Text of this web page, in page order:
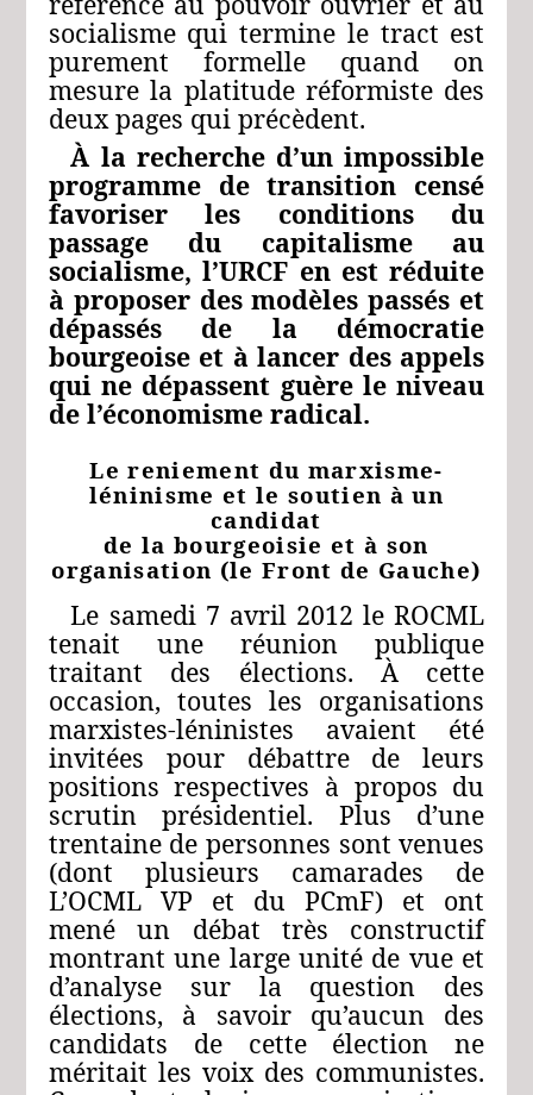
socialisme qui termine le tract est
purement formelle quand on
mesure la platitude réformiste des
deux pages qui précèdent.
À la recherche d’un impossible
programme de transition censé
favoriser les conditions du
passage du capitalisme au
socialisme, l’URCF en est réduite
à proposer des modèles passés et
dépassés de la démocratie
bourgeoise et à lancer des appels
qui ne dépassent guère le niveau
de l’économisme radical.
Le reniement du marxisme-
léninisme et le soutien à un
candidat
de la bourgeoisie et à son
organisation (le Front de Gauche)
Le samedi 7 avril 2012 le ROCML
tenait une réunion publique
traitant des élections. À cette
occasion, toutes les organisations
marxistes-léninistes avaient été
invitées pour débattre de leurs
positions respectives à propos du
scrutin présidentiel. Plus d’une
trentaine de personnes sont venues
(dont plusieurs camarades de
L’OCML VP et du PCmF) et ont
mené un débat très constructif
montrant une large unité de vue et
d’analyse sur la question des
élections, à savoir qu’aucun des
candidats de cette élection ne
méritait les voix des communistes.